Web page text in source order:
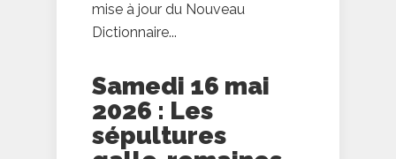
mise à jour du Nouveau
Dictionnaire...
Samedi 16 mai
2026 : Les
sépultures